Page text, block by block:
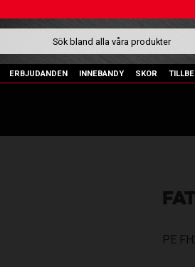
ERBJUDANDEN INNEBANDY SKOR
PE